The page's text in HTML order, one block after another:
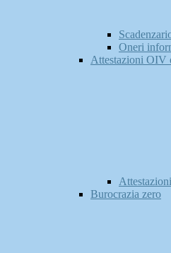
Oneri
Attestazioni OIV
Burocrazia zero